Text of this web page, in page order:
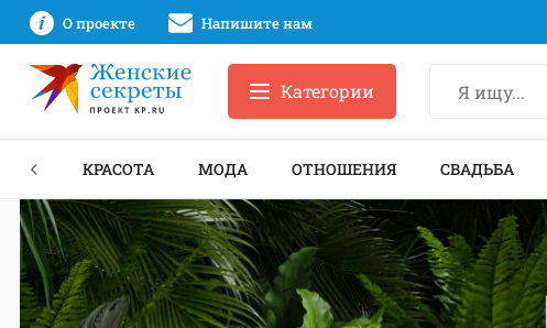
О проекте Напишите нам
Категории
КРАСОТА МОДА ОТНОШЕНИЯ СВАДЬБА